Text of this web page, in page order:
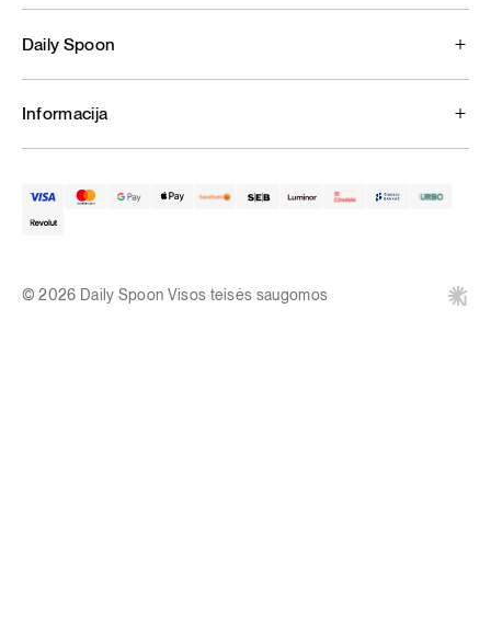
Daily Spoon
Informacija
© 2026 Daily Spoon Visos teisės saugomos